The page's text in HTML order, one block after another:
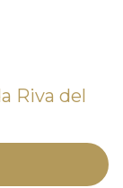
Riva del